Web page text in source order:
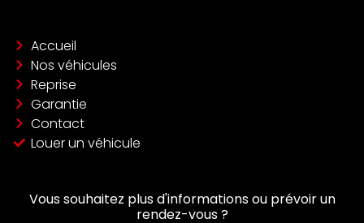
Accueil
Nos véhicules
Reprise
Garantie
Contact
Louer un véhicule
Vous souhaitez plus d'informations ou prévoir un
rendez-vous ?